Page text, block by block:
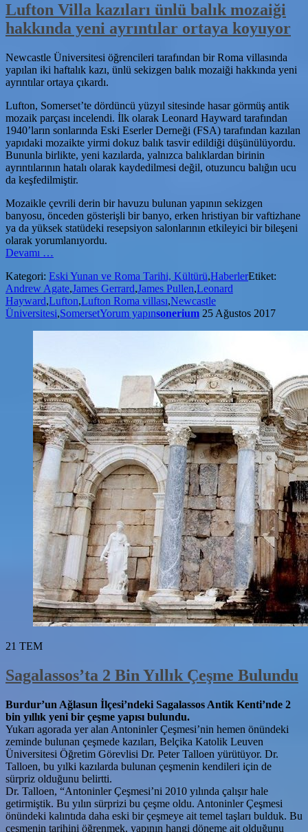
Lufton Villa kazıları ünlü balık mozaiği
hakkında yeni ayrıntılar ortaya koyuyor
Newcastle Üniversitesi öğrencileri tarafından bir Roma villasında
yapılan iki haftalık kazı, ünlü sekizgen balık mozaiği hakkında yeni
ayrıntılar ortaya çıkardı.
Lufton, Somerset’te dördüncü yüzyıl sitesinde hasar görmüş antik
mozaik parçası incelendi. İlk olarak Leonard Hayward tarafından
1940’ların sonlarında Eski Eserler Derneği (FSA) tarafından kazılan
yapıdaki mozaikte yirmi dokuz balık tasvir edildiği düşünülüyordu.
Bununla birlikte, yeni kazılarda, yalnızca balıklardan birinin
ayrıntılarının hatalı olarak kaydedilmesi değil, otuzuncu balığın ucu
da keşfedilmiştir.
Mozaikle çevrili derin bir havuzu bulunan yapının sekizgen
banyosu, önceden gösterişli bir banyo, erken hristiyan bir vaftizhane
ya da yüksek statüdeki resepsiyon salonlarının etkileyici bir bileşeni
olarak yorumlanıyordu.
Devamı
kazıları
ünlü
balık
mozaiği
ortaya
koyuyor
…
Kategori: Eski Yunan ve Roma Tarihi, Kültürü,HaberlerEtiket:
Andrew Agate,James Gerrard,James Pullen,Leonard
Hayward,Lufton,Lufton Roma villası,Newcastle
Üniversitesi,SomersetYorum yapınsonerium 25 Ağustos 2017
21 TEM
Sagalassos’ta 2 Bin Yıllık Çeşme Bulundu
Burdur’un Ağlasun İlçesi’ndeki Sagalassos Antik Kenti’nde 2
bin yıllık yeni bir çeşme yapısı bulundu.
Yukarı agorada yer alan Antoninler Çeşmesi’nin hemen önündeki
zeminde bulunan çeşmede kazıları, Belçika Katolik Leuven
Üniversitesi Öğretim Görevlisi Dr. Peter Talloen yürütüyor. Dr.
Talloen, bu yılki kazılarda bulunan çeşmenin kendileri için de
sürpriz olduğunu belirtti.
Dr. Talloen, “Antoninler Çeşmesi’ni 2010 yılında çalışır hale
getirmiştik. Bu yılın sürprizi bu çeşme oldu. Antoninler Çeşmesi
önündeki kalıntıda daha eski bir çeşmeye ait temel taşları bulduk. Bu
çeşmenin tarihini öğrenmek, yapının hangi döneme ait olduğunu